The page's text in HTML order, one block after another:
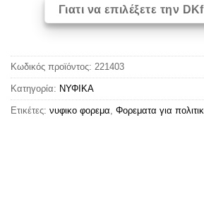
Γιατι να επιλέξετε την
Κωδικός προϊόντος: 221403
Κατηγορία: ΝΥΦΙΚΑ
Ετικέτες: νυφικο φορεμα Φορεματα για